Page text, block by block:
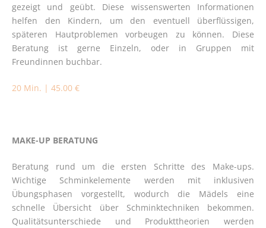
gezeigt und geübt. Diese wissenswerten Informationen
helfen den Kindern, um den eventuell überflüssigen,
späteren Hautproblemen vorbeugen zu können. Diese
Beratung ist gerne Einzeln, oder in Gruppen mit
Freundinnen buchbar.
20 Min. | 45.00 €
MAKE-UP BERATUNG
Beratung rund um die ersten Schritte des Make-ups.
Wichtige Schminkelemente werden mit inklusiven
Übungsphasen vorgestellt, wodurch die Mädels eine
schnelle Übersicht über Schminktechniken bekommen.
Qualitätsunterschiede und Produkttheorien werden